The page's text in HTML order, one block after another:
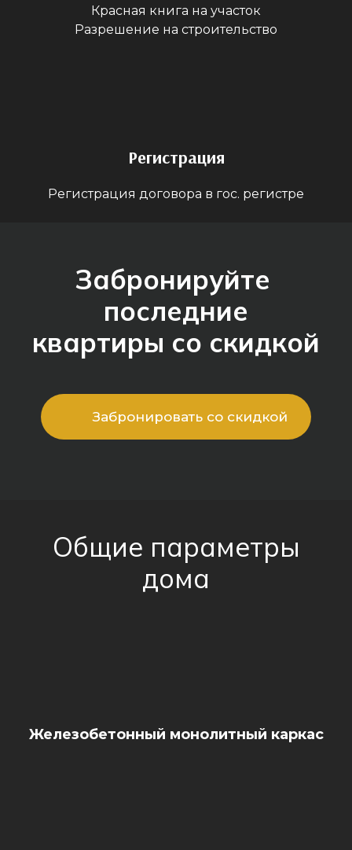
Красная книга на участок
Разрешение на строительство
Регистрация
Регистрация договора в гос. регистре
Забронируйте
последние
квартиры со скидкой
Забронировать со скидкой
Общие параметры
дома
Железобетонный монолитный каркас